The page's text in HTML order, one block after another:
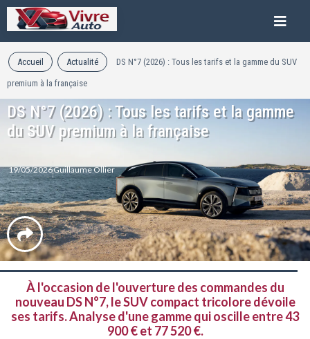
Accueil Actualité DS N°7 (2026) : Tous les tarifs et la gamme du SUV
premium à la française
DS N°7 (2026) : Tous les tarifs et la gamme
du SUV premium à la française
19/05/2026Guillaume Ollier
À l'occasion de l'ouverture des commandes du
nouveau DS N°7, le SUV compact tricolore dévoile
ses tarifs. Analyse d'une gamme qui oscille entre 43
900 € et 77 520 €.